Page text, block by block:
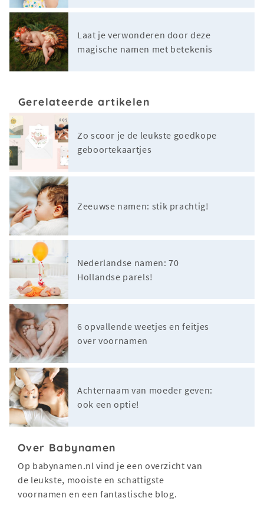
Laat je verwonderen door deze
magische namen met betekenis
Gerelateerde artikelen
Zo scoor je de leukste goedkope
geboortekaartjes
Zeeuwse namen: stik prachtig!
Nederlandse namen: 70
Hollandse parels!
6 opvallende weetjes en feitjes
over voornamen
Achternaam van moeder geven:
ook een optie!
Over Babynamen
Op babynamen.nl vind je een overzicht van
de leukste, mooiste en schattigste
voornamen en een fantastische blog.